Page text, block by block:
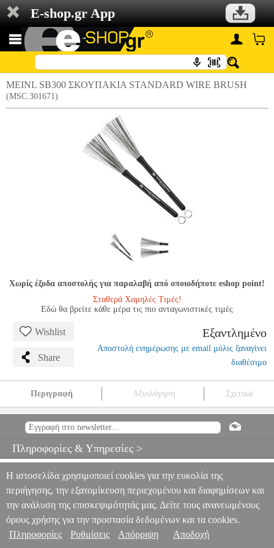
E-shop.gr App
MEINL SB300 ΣΚΟΥΠΑΚΙΑ STANDARD WIRE BRUSH
(MSC.301671)
Χωρίς έξοδα αποστολής για παραλαβή από οποιοδήποτε eshop point!
Σταθερά Χαμηλές Τιμές!
Εδώ θα βρείτε κάθε μέρα τις πιο ανταγωνιστικές τιμές
Wishlist
Share
Εξαντλημένο
Αποστολή ενημέρωσης με email μόλις ξαναγίνει
διαθέσιμο
Περιγραφή Αξιολόγηση Σχετικά
MSC.301671 MSC.301671
ΑΞΕΣΟΥΑΡ
BRUSH
0
Πληροφορίες & Υπηρεσίες >
Η ιστοσελίδα χρησιμοποιεί cookies για την ευκολία της
περιήγησης, την εξατομίκευση περιεχομένου και διαφημίσεων και
την ανάλυση της επισκεψιμότητάς μας. Δείτε τους ανανεωμένους
όρους χρήσης για την προστασία δεδομένων και τα cookies.
Πληροφορίες
Ρυθμίσεις Απόρριψη Αποδοχή